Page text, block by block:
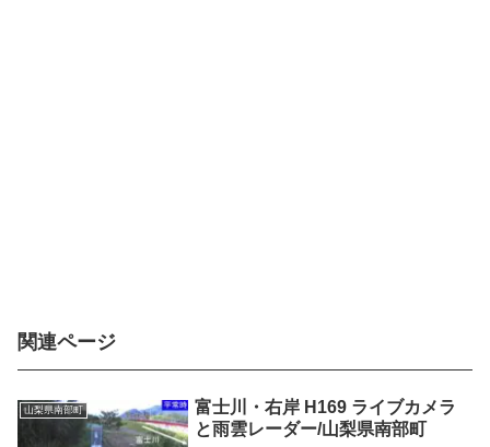
関連ページ
山梨県南部町
富士川・右岸 H169 ライブカメラ
と雨雲レーダー/山梨県南部町